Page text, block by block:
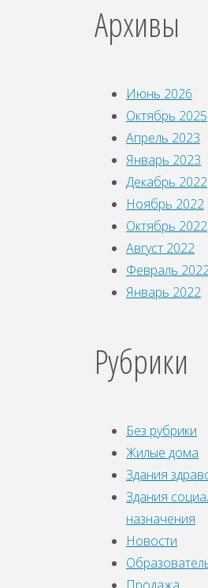
Архивы
Июнь 2026
Октябрь 2025
Апрель 2023
Январь 2023
Декабрь 2022
Ноябрь 2022
Октябрь 2022
Август 2022
Февраль
Январь 2022
Рубрики
Без рубрики
Жилые дома
Здания
Здания
назначения
Новости